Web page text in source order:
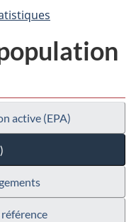
active (EPA)